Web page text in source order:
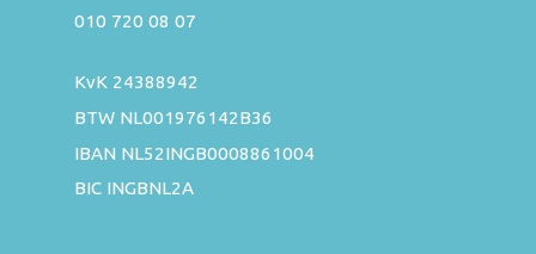
010 720 08 07
KvK 24388942
BTW NL001976142B36
IBAN NL52INGB0008861004
BIC INGBNL2A